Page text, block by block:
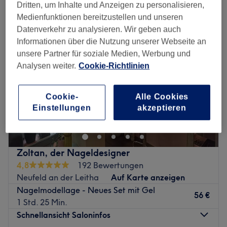
Zoltan, der Nageldesigner
4,8
192 Bewertungen
Neufeld an der Leitha
Auf Karte anzeigen
Nagelmodellage - Neues Set mit Gel
1 Std. 25 Min.
56 €
Schnellansicht Saloninfos
Dritten, um Inhalte und Anzeigen zu personalisieren,
Medienfunktionen bereitzustellen und unseren
Datenverkehr zu analysieren. Wir geben auch
Informationen über die Nutzung unserer Webseite an
unsere Partner für soziale Medien, Werbung und
Analysen weiter. Cookie-Richtlinien
Alle Cookies
akzeptieren
Cookie-
Einstellungen